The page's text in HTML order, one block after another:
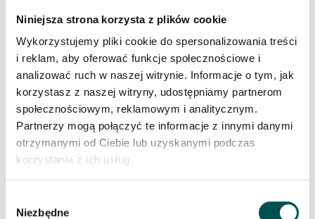
Niniejsza strona korzysta z plików cookie
Wykorzystujemy pliki cookie do spersonalizowania treści
i reklam, aby oferować funkcje społecznościowe i
analizować ruch w naszej witrynie. Informacje o tym, jak
korzystasz z naszej witryny, udostępniamy partnerom
społecznościowym, reklamowym i analitycznym.
Partnerzy mogą połączyć te informacje z innymi danymi
otrzymanymi od Ciebie lub uzyskanymi podczas
korzystania z ich usług.
zgody
Niezbędne